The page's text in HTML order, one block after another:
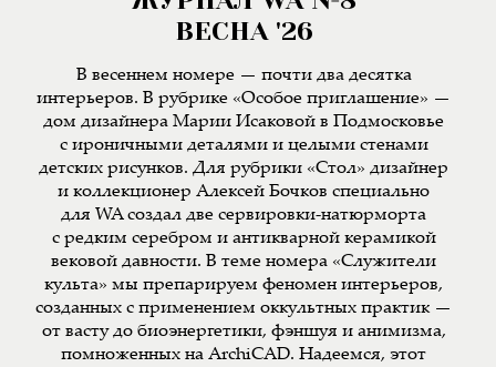
ВЕСНА '26
В весеннем номере — почти два десятка
интерьеров. В рубрике «Особое приглашение» —
дом дизайнера Марии Исаковой в Подмосковье
с ироничными деталями и целыми стенами
детских рисунков. Для рубрики «Стол» дизайнер
и коллекционер Алексей Бочков специально
для WA создал две сервировки-натюрморта
с редким серебром и антикварной керамикой
вековой давности. В теме номера «Служители
культа» мы препарируем феномен интерьеров,
созданных с применением оккультных практик —
от васту до биоэнергетики, фэншуя и анимизма,
помноженных на ArchiCAD. Надеемся, этот